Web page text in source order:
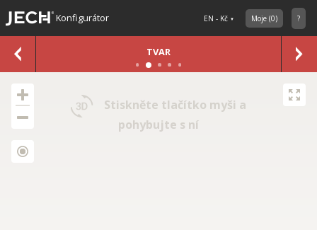
Konfigurátor EN - Kč Moje (0) ?
TVAR
Stiskněte tlačítko myši a
pohybujte s ní